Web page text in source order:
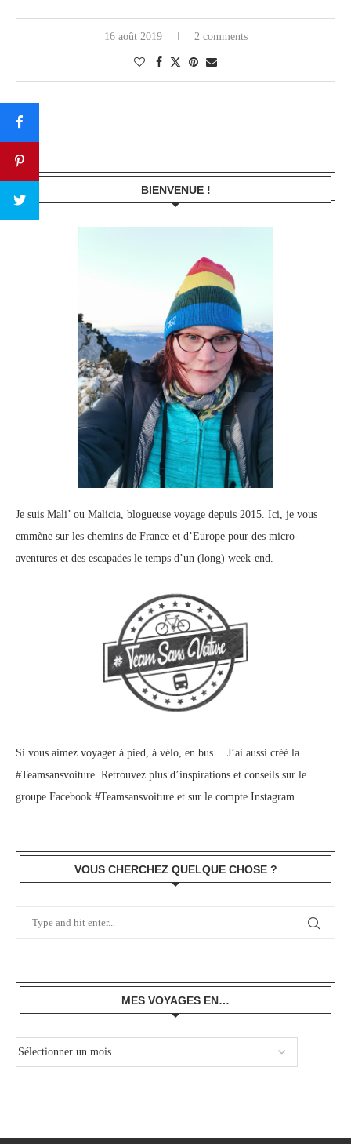
16 août 2019 2 comments
BIENVENUE !
Je suis Mali’ ou Malicia, blogueuse voyage depuis 2015. Ici, je vous
emmène sur les chemins de France et d’Europe pour des micro-
aventures et des escapades le temps d’un (long) week-end.
Si vous aimez voyager à pied, à vélo, en bus… J’ai aussi créé la
#Teamsansvoiture. Retrouvez plus d’inspirations et conseils sur le
groupe Facebook #Teamsansvoiture et sur le compte Instagram
VOUS CHERCHEZ QUELQUE CHOSE ?
MES VOYAGES EN…